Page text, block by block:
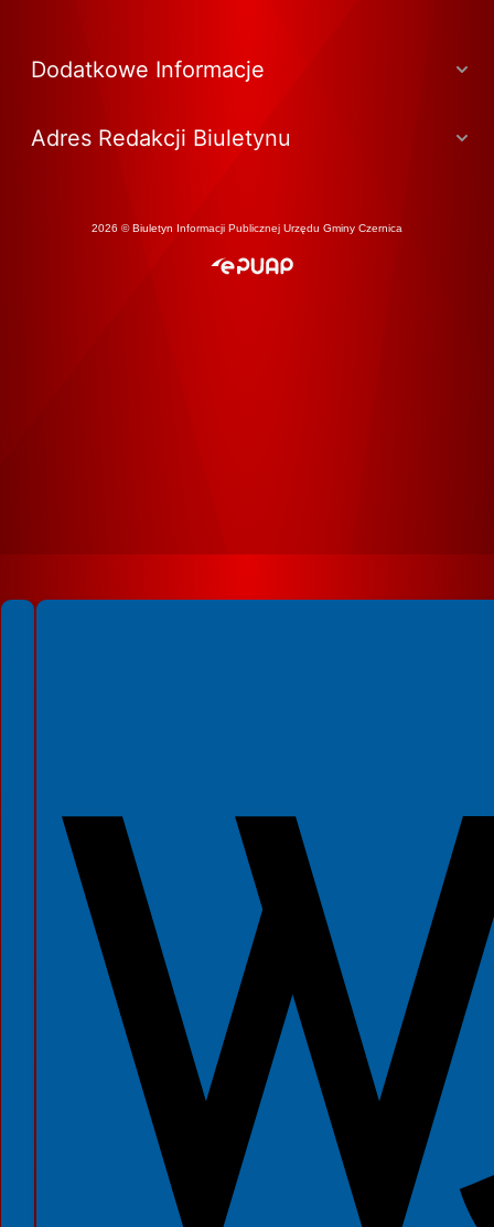
Dodatkowe Informacje
Adres Redakcji Biuletynu
2026 © Biuletyn Informacji Publicznej Urzędu Gminy Czernica
Spełniamy standardy WCAG 2.2
Spełniamy standardy W3C